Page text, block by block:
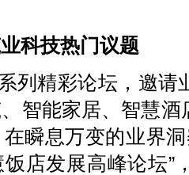
科技热门议题
列精彩论坛，邀
智能家居、智慧
瞬息万变的业界
店发展高峰论坛”